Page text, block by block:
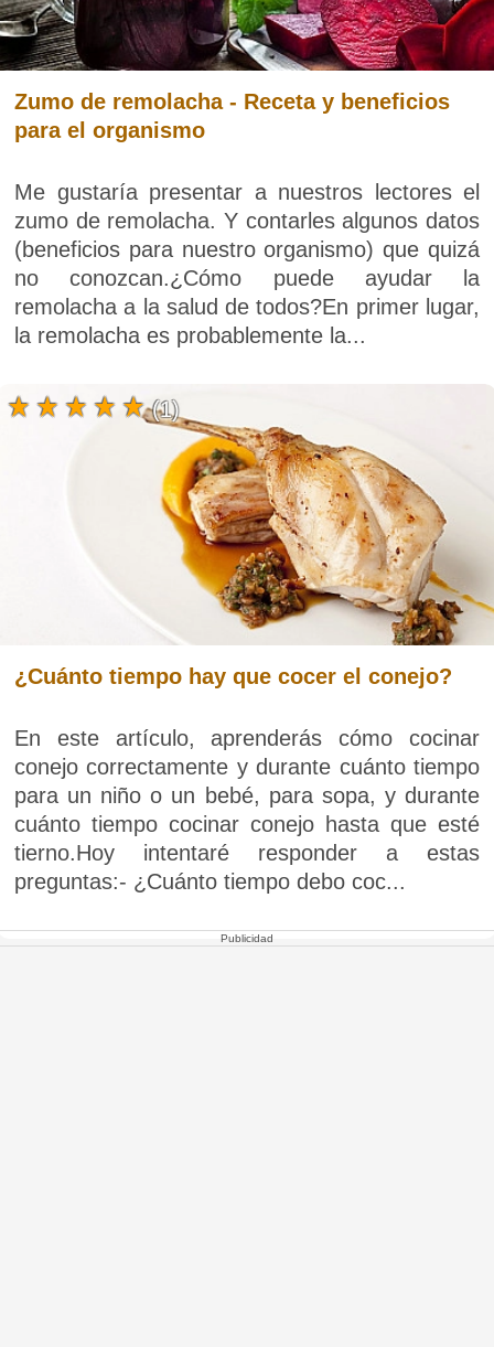
Zumo de remolacha - Receta y beneficios
para el organismo
Me gustaría presentar a nuestros lectores el
zumo de remolacha. Y contarles algunos datos
(beneficios para nuestro organismo) que quizá
no conozcan.¿Cómo puede ayudar la
remolacha a la salud de todos?En primer lugar,
la remolacha es probablemente la...
¿Cuánto tiempo hay que cocer el conejo?
En este artículo, aprenderás cómo cocinar
conejo correctamente y durante cuánto tiempo
para un niño o un bebé, para sopa, y durante
cuánto tiempo cocinar conejo hasta que esté
tierno.Hoy intentaré responder a estas
preguntas:- ¿Cuánto tiempo debo coc...
(1)
Publicidad